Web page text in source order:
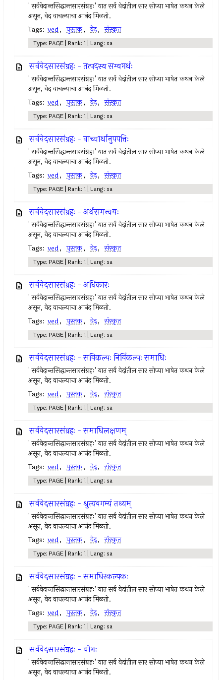
' सर्ववेदान्तसिद्धान्तसारसंग्रहः' यात सर्व वेदांतील सार सोप्या भाषेत कथन केले
असून, वेद वाचल्याचा आनंद मिळतो.
Tags: ved, पुस्तक, वेद, संस्कृत
Type: PAGE | Rank: 1 | Lang: sa
सर्ववेदसारसंग्रहः - तत्पदस्य सम्यगर्थः
' सर्ववेदान्तसिद्धान्तसारसंग्रहः' यात सर्व वेदांतील सार सोप्या भाषेत कथन केले
असून, वेद वाचल्याचा आनंद मिळतो.
Tags: ved, पुस्तक, वेद, संस्कृत
Type: PAGE | Rank: 1 | Lang: sa
सर्ववेदसारसंग्रहः - वाच्यार्थानुपपत्तिः
' सर्ववेदान्तसिद्धान्तसारसंग्रहः' यात सर्व वेदांतील सार सोप्या भाषेत कथन केले
असून, वेद वाचल्याचा आनंद मिळतो.
Tags: ved, पुस्तक, वेद, संस्कृत
Type: PAGE | Rank: 1 | Lang: sa
सर्ववेदसारसंग्रहः - अर्थसमन्वयः
' सर्ववेदान्तसिद्धान्तसारसंग्रहः' यात सर्व वेदांतील सार सोप्या भाषेत कथन केले
असून, वेद वाचल्याचा आनंद मिळतो.
Tags: ved, पुस्तक, वेद, संस्कृत
Type: PAGE | Rank: 1 | Lang: sa
सर्ववेदसारसंग्रहः - अधिकारः
' सर्ववेदान्तसिद्धान्तसारसंग्रहः' यात सर्व वेदांतील सार सोप्या भाषेत कथन केले
असून, वेद वाचल्याचा आनंद मिळतो.
Tags: ved, पुस्तक, वेद, संस्कृत
Type: PAGE | Rank: 1 | Lang: sa
सर्ववेदसारसंग्रहः - सविकल्पः निर्विकल्पः समाधिः
' सर्ववेदान्तसिद्धान्तसारसंग्रहः' यात सर्व वेदांतील सार सोप्या भाषेत कथन केले
असून, वेद वाचल्याचा आनंद मिळतो.
Tags: ved, पुस्तक, वेद, संस्कृत
Type: PAGE | Rank: 1 | Lang: sa
सर्ववेदसारसंग्रहः - समाधिलक्षणम्
' सर्ववेदान्तसिद्धान्तसारसंग्रहः' यात सर्व वेदांतील सार सोप्या भाषेत कथन केले
असून, वेद वाचल्याचा आनंद मिळतो.
Tags: ved, पुस्तक, वेद, संस्कृत
Type: PAGE | Rank: 1 | Lang: sa
सर्ववेदसारसंग्रहः - श्रुत्यवगम्यं तथ्यम्
' सर्ववेदान्तसिद्धान्तसारसंग्रहः' यात सर्व वेदांतील सार सोप्या भाषेत कथन केले
असून, वेद वाचल्याचा आनंद मिळतो.
Tags: ved, पुस्तक, वेद, संस्कृत
Type: PAGE | Rank: 1 | Lang: sa
सर्ववेदसारसंग्रहः - समाधिरकल्पकः
' सर्ववेदान्तसिद्धान्तसारसंग्रहः' यात सर्व वेदांतील सार सोप्या भाषेत कथन केले
असून, वेद वाचल्याचा आनंद मिळतो.
Tags: ved, पुस्तक, वेद, संस्कृत
Type: PAGE | Rank: 1 | Lang: sa
सर्ववेदसारसंग्रहः - योगः
' सर्ववेदान्तसिद्धान्तसारसंग्रहः' यात सर्व वेदांतील सार सोप्या भाषेत कथन केले
असून, वेद वाचल्याचा आनंद मिळतो.